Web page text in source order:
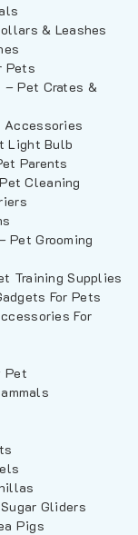
& Leashes
Pets
Pet Crates &
Accessories
Light Bulb
Parents
Cleaning
Pet Grooming
Training Supplies
For Pets
For
Pet
Gliders
Pigs